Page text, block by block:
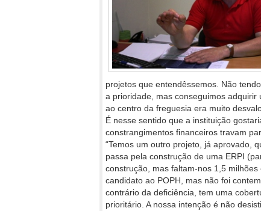
projetos que entendêssemos. Não
a prioridade, mas conseguimos
ao centro da freguesia era muito
É nesse sentido que a instituição
constrangimentos financeiros travam
“Temos um outro projeto, já aprovado,
passa pela construção de uma ERPI
construção, mas faltam-nos 1,5
candidato ao POPH, mas não foi
contrário da deficiência, tem uma
prioritário. A nossa intenção é não